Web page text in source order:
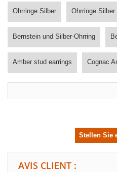
Ohrringe Silber Ohrringe Silber
Bernstein und Silber-Ohrring
Amber stud earrings Cognac
Stellen Sie
AVIS CLIENT :